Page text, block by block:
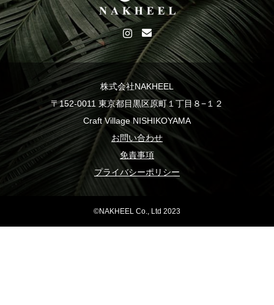
株式会社NAKHEEL
〒152-0011 東京都目黒区原町１丁目８−１２
Craft Village NISHIKOYAMA
お問い合わせ
免責事項
プライバシーポリシー
©NAKHEEL Co., Ltd 2023